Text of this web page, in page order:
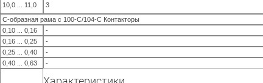
10,0 ... 11,0 3
С-образная рама с 100-C/104-C Контакторы
0,10 ... 0,16
-
0,16 ... 0,25
-
0,25 ... 0,40
-
0,40 ... 0,63
-